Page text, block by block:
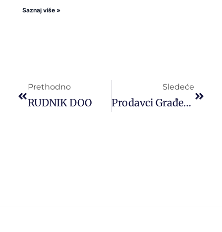
Saznaj više »
Prethodno
RUDNIK DOO
Sledeće
Prodavci Građevinskog Materijala